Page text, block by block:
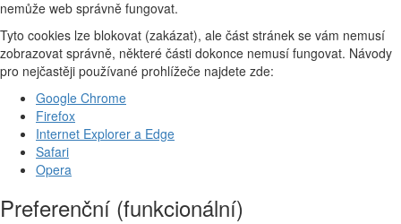
nemůže web správně fungovat.
Tyto cookies lze blokovat (zakázat), ale část stránek se vám nemusí
zobrazovat správně, některé části dokonce nemusí fungovat. Návody
pro nejčastěji používané prohlížeče najdete zde:
Google Chrome
Firefox
Internet Explorer a Edge
Safari
Opera
Preferenční (funkcionální)